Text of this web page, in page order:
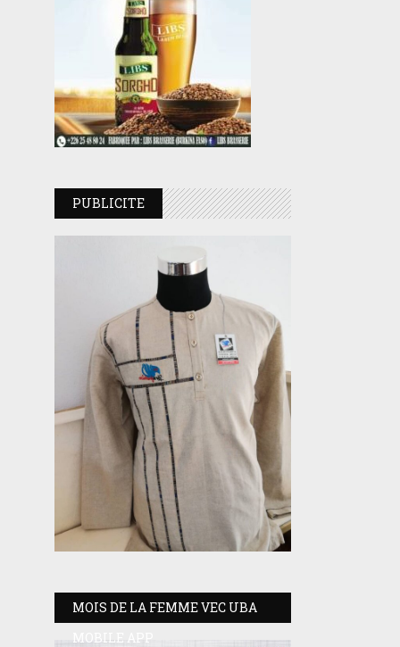
PUBLICITE
MOIS DE LA FEMME VEC UBA
MOBILE APP